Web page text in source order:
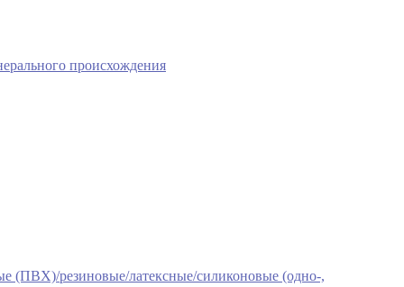
происхождения
(ПВХ)/резиновые/латексные/силиконовые (одно-,